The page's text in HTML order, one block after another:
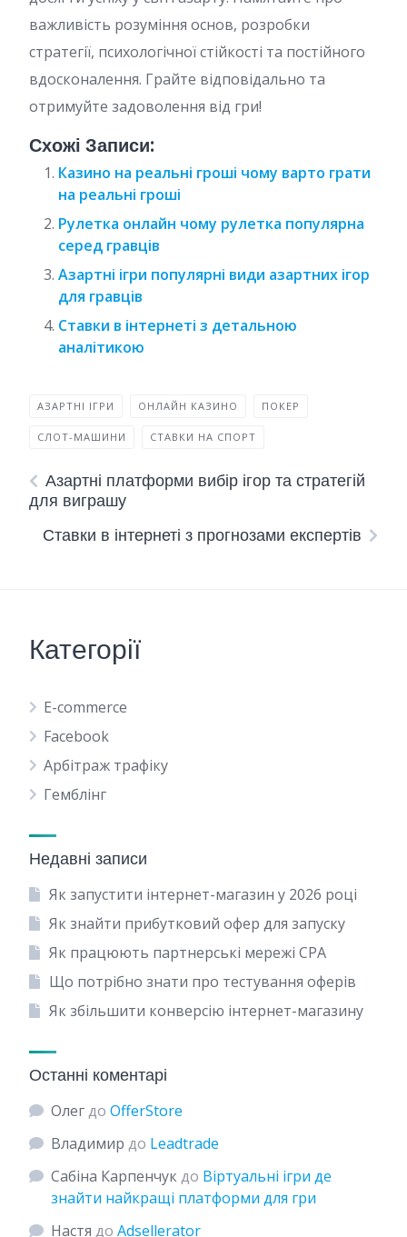
важливість розуміння основ, розробки
стратегії, психологічної стійкості та постійного
вдосконалення. Грайте відповідально та
отримуйте задоволення від гри!
Схожі Записи:
Казино на реальні гроші чому варто грати
на реальні гроші
Рулетка онлайн чому рулетка популярна
серед гравців
Азартні ігри популярні види азартних ігор
для гравців
Ставки в інтернеті з детальною
аналітикою
АЗАРТНІ ІГРИ ОНЛАЙН КАЗИНО ПОКЕР
СЛОТ-МАШИНИ СТАВКИ НА СПОРТ
Азартні платформи вибір ігор та стратегій
для виграшу
Ставки в інтернеті з прогнозами експертів
Категорії
E-commerce
Facebook
Арбітраж трафіку
Гемблінг
Недавні записи
Як запустити інтернет-магазин у 2026 році
Як знайти прибутковий офер для запуску
Як працюють партнерські мережі CPA
Що потрібно знати про тестування оферів
Як збільшити конверсію інтернет-магазину
Останні коментарі
Олегдо OfferStore
Владимир до Leadtrade
Сабіна Карпенчук до Віртуальні ігри де
знайти найкращі платформи для гри
Настя до Adsellerator